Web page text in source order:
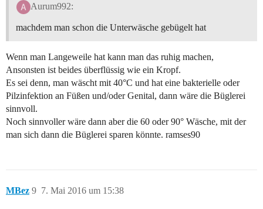
Aurum992:
machdem man schon die Unterwäsche gebügelt hat
Wenn man Langeweile hat kann man das ruhig machen,
Ansonsten ist beides überflüssig wie ein Kropf.
Es sei denn, man wäscht mit 40°C und hat eine bakterielle oder
Pilzinfektion an Füßen und/oder Genital, dann wäre die Büglerei
sinnvoll.
Noch sinnvoller wäre dann aber die 60 oder 90° Wäsche, mit der
man sich dann die Büglerei sparen könnte. ramses90
MBez 7. Mai 2016 um 15:38
9